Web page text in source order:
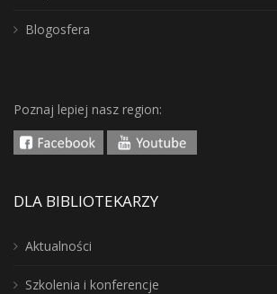
Blogosfera
Poznaj lepiej nasz region:
DLA BIBLIOTEKARZY
Aktualności
Szkolenia i konferencje